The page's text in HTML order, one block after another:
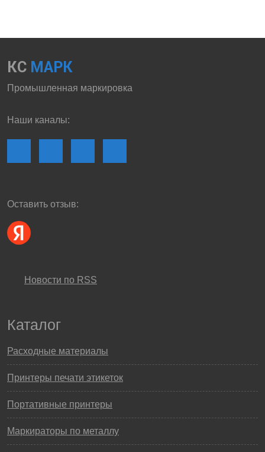
КС МАРК
Промышленная маркировка
Наши каналы:
Оставить отзыв:
Новости по RSS
Каталог
Расходные материалы
Принтеры печати этикеток
Портативные принтеры
Маркираторы по металлу